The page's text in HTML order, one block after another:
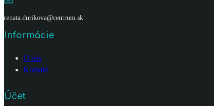
renata.durikova@centrum.sk
Informácie
O nás
Kontakt
Účet